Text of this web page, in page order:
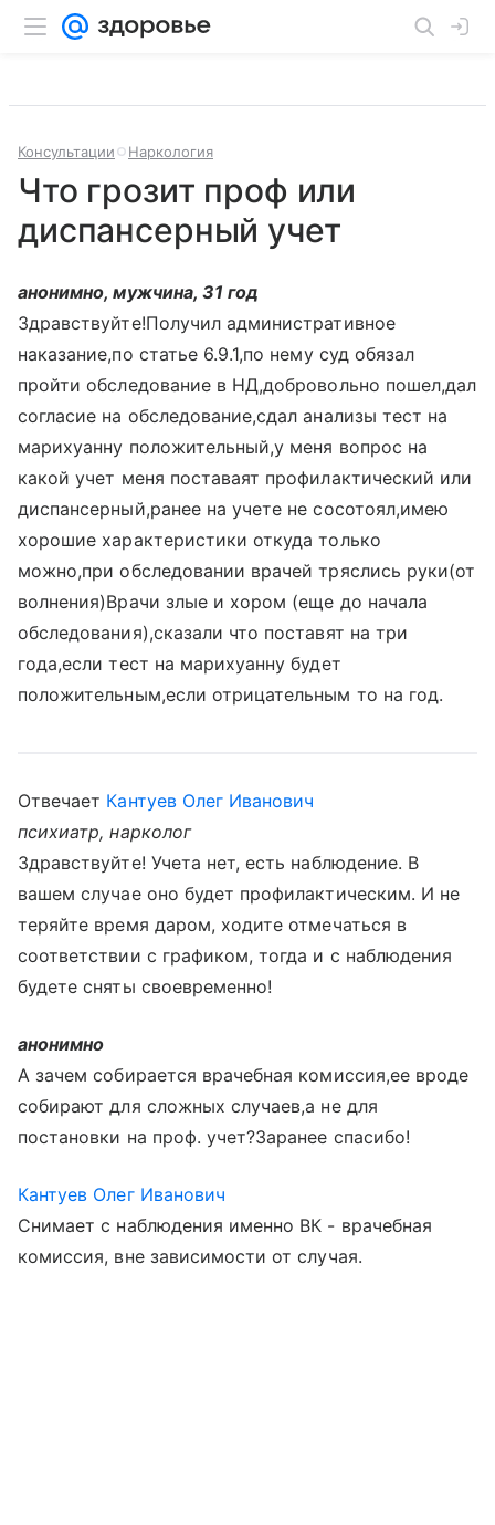
Консультации Наркология
Что грозит проф или
диспансерный учет
анонимно, мужчина, 31 год
Здравствуйте!Получил административное
наказание,по статье 6.9.1,по нему суд обязал
пройти обследование в НД,добровольно пошел,дал
согласие на обследование,сдал анализы тест на
марихуанну положительный,у меня вопрос на
какой учет меня поставаят профилактический или
диспансерный,ранее на учете не сосотоял,имею
хорошие характеристики откуда только
можно,при обследовании врачей тряслись руки(от
волнения)Врачи злые и хором (еще до начала
обследования),сказали что поставят на три
года,если тест на марихуанну будет
положительным,если отрицательным то на год.
Отвечает Кантуев Олег Иванович
психиатр, нарколог
Здравствуйте! Учета нет, есть наблюдение. В
вашем случае оно будет профилактическим. И не
теряйте время даром, ходите отмечаться в
соответствии с графиком, тогда и с наблюдения
будете сняты своевременно!
анонимно
А зачем собирается врачебная комиссия,ее вроде
собирают для сложных случаев,а не для
постановки на проф. учет?Заранее спасибо!
Кантуев Олег Иванович
Снимает с наблюдения именно ВК - врачебная
комиссия, вне зависимости от случая.